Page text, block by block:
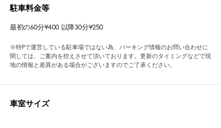
駐車料金等
最初の60分¥400 以降30分¥250
※特Pで運営している駐車場ではない為、パーキング情報のお問い合わせに
関しては、ご案内を控えさせて頂いております。更新のタイミングなどで現
地の情報と差異がある場合がございますのでご了承ください。
車室サイズ